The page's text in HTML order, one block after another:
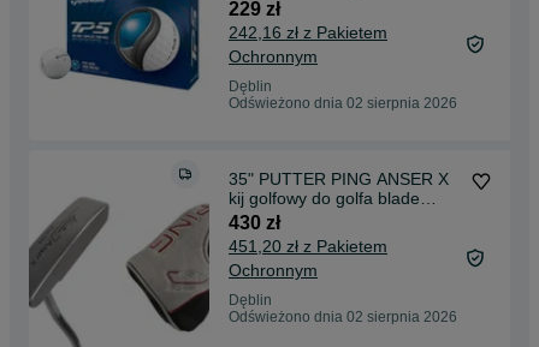
229 zł
242,16 zł z Pakietem
Ochronnym
Dęblin
Odświeżono dnia 02 sierpnia 2026
35" PUTTER PING ANSER X
kij golfowy do golfa blade
headcover klasyk
430 zł
451,20 zł z Pakietem
Ochronnym
Dęblin
Odświeżono dnia 02 sierpnia 2026